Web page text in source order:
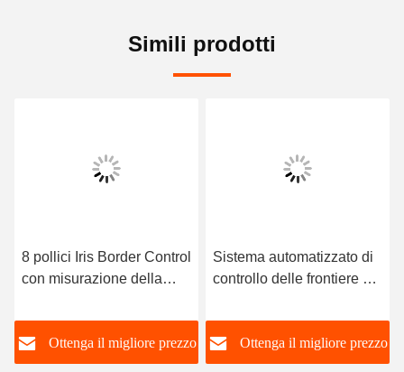
Simili prodotti
8 pollici Iris Border Control
con misurazione della
termico
Ottenga il migliore prezzo
Sistema automatizzato di
controllo delle frontiere ad
a LED a infrarossi
Ottenga il migliore prezzo